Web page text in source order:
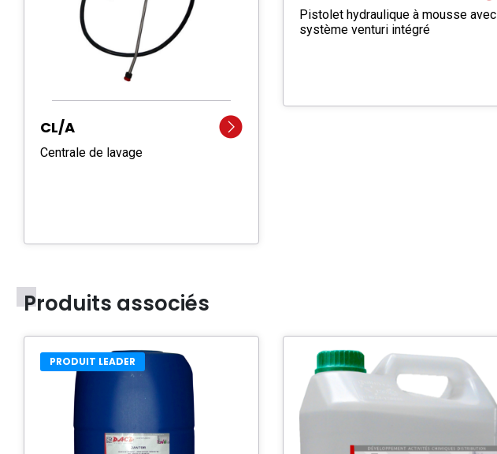
CL/A
Centrale de lavage
Pistolet hydraulique à mousse avec
système venturi intégré
Produits associés
PRODUIT LEADER